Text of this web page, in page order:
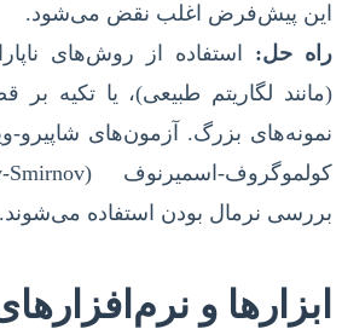
این پیش‌فرض اغلب نقض می‌شود.
راه حل: استفاده از روش‌های
(مانند لگاریتم طبیعی)، یا تکیه
بررسی نرمال بودن استفاده می‌شوند.
ابزارها و